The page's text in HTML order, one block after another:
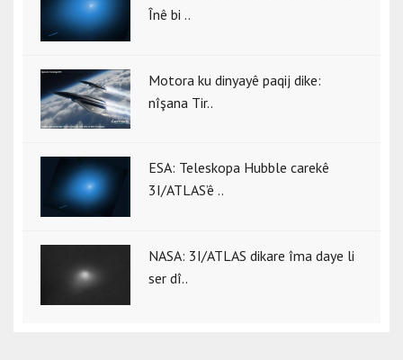
Înê bi ..
Motora ku dinyayê paqij dike:
nîşana Tir..
ESA: Teleskopa Hubble carekê
3I/ATLAS’ê ..
NASA: 3I/ATLAS dikare îma daye li
ser dî..